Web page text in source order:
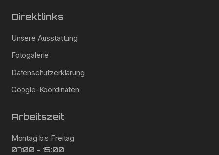
Direktlinks
Unsere Ausstattung
Fotogalerie
Datenschutzerklärung
Google-Koordinaten
Arbeitszeit
Montag bis Freitag
07:00 - 15:00